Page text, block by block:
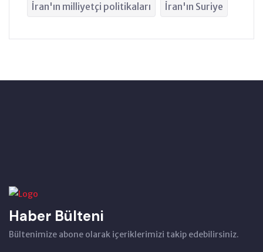
İran'ın milliyetçi politikaları İran'ın Suriye
Haber Bülteni
Bültenimize abone olarak içeriklerimizi takip edebilirsiniz.